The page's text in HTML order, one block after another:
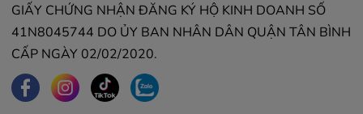
GIẤY CHỨNG NHẬN ĐĂNG KÝ HỘ KINH DOANH SỐ
41N8045744 DO ỦY BAN NHÂN DÂN QUẬN TÂN BÌNH
CẤP NGÀY 02/02/2020.